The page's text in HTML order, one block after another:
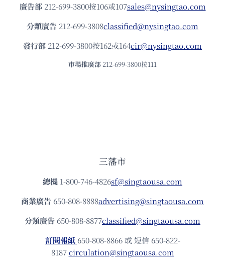
廣告部212-699-3800按106或107sales@nysingtao.com
分類廣告 212-699-3808classified@nysingtao.com
發⾏部 212-699-3800按162或164cir@nysingtao.com
市場推廣部 212-699-3800按111
三藩市
總機 1-800-746-4826sf@singtaousa.com
商業廣告 650-808-8888advertising@singtaousa.com
分類廣告 650-808-8877classified@singtaousa.com
訂閱報紙 650-808-8866 或 短信 650-822-
8187circulation@singtaousa.com